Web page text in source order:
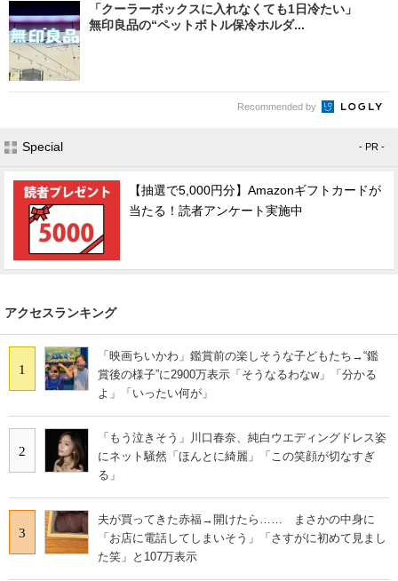
「クーラーボックスに入れなくても1日冷たい」
無印良品の“ペットボトル保冷ホルダ...
Recommended by
Special - PR -
【抽選で5,000円分】Amazonギフトカードが
当たる！読者アンケート実施中
アクセスランキング
1
「映画ちいかわ」鑑賞前の楽しそうな子どもたち→“鑑
賞後の様子”に2900万表示「そうなるわなw」「分かる
よ」「いったい何が」
2
「もう泣きそう」川口春奈、純白ウエディングドレス姿
にネット騒然「ほんとに綺麗」「この笑顔が切なすぎ
る」
3
夫が買ってきた赤福→開けたら…… まさかの中身に
「お店に電話してしまいそう」「さすがに初めて見まし
た笑」と107万表示